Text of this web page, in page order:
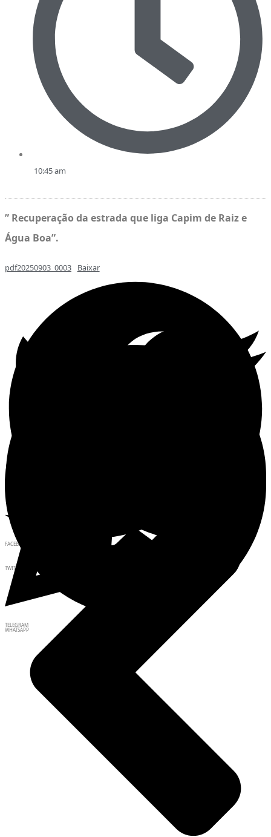
10:45 am
” Recuperação da estrada que liga Capim de Raiz e
Água Boa”.
pdf20250903_0003 Baixar
FACEBOOK
TWITTER
WHATSAPP
TELEGRAM